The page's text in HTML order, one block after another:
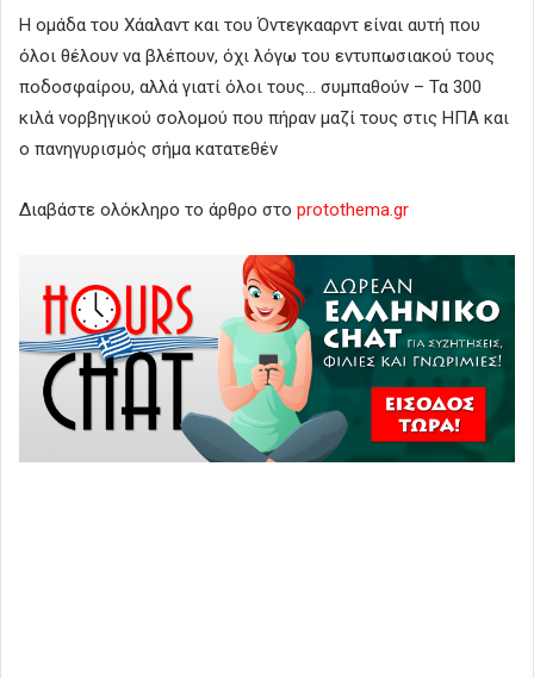
Η ομάδα του Χάαλαντ και του Όντεγκααρντ είναι αυτή που
όλοι θέλουν να βλέπουν, όχι λόγω του εντυπωσιακού τους
ποδοσφαίρου, αλλά γιατί όλοι τους… συμπαθούν – Τα 300
κιλά νορβηγικού σολομού που πήραν μαζί τους στις ΗΠΑ και
ο πανηγυρισμός σήμα κατατεθέν
Διαβάστε ολόκληρο το άρθρο στο protothema.gr